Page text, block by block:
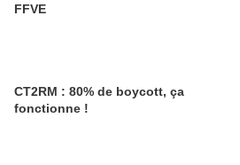
FFVE
CT2RM : 80% de boycott, ça
fonctionne !